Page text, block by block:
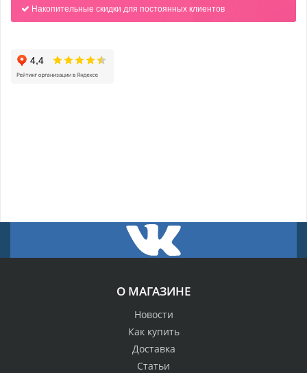
Накопительные скидки для постоянных клиентов
О МАГАЗИНЕ
Новости
Как купить
Доставка
Статьи